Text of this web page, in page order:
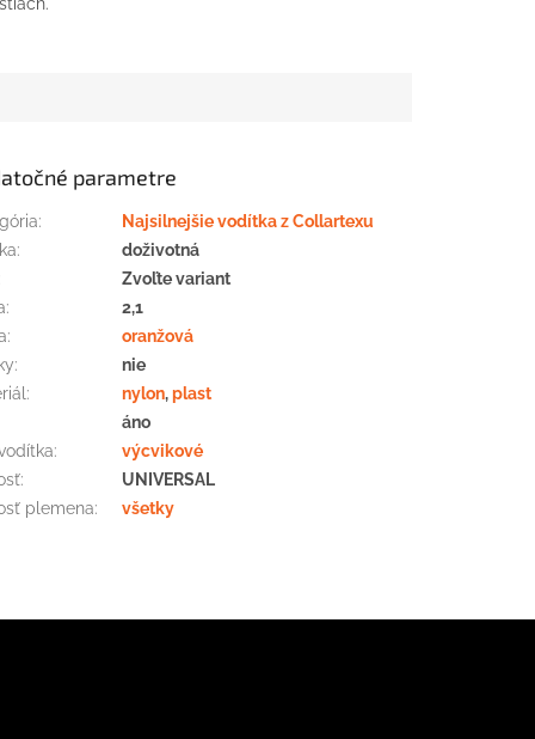
parametre
:
Najsilnejšie vodítka z Collartexu
:
doživotná
Zvoľte variant
:
2,1
:
oranžová
:
nie
: nylon,plast
áno
:
výcvikové
:
UNIVERSAL
plemena: všetky